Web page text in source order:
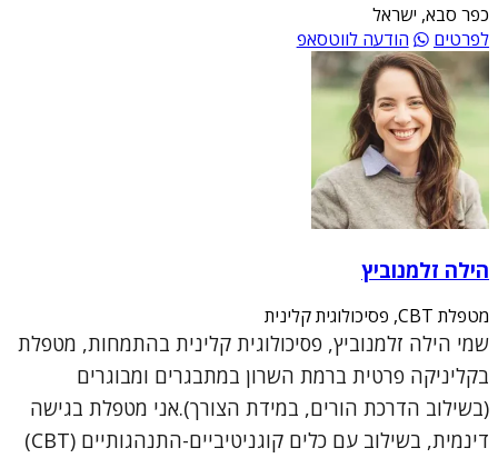
כפר סבא, ישראל
לפרטים
הודעה לווטסאפ
הילה זלמנוביץ
מטפלת CBT, פסיכולוגית קלינית
שמי הילה זלמנוביץ, פסיכולוגית קלינית בהתמחות, מטפלת
בקליניקה פרטית ברמת השרון במתבגרים ומבוגרים
(בשילוב הדרכת הורים, במידת הצורך).אני מטפלת בגישה
דינמית, בשילוב עם כלים קוגניטיביים-התנהגותיים (CBT)